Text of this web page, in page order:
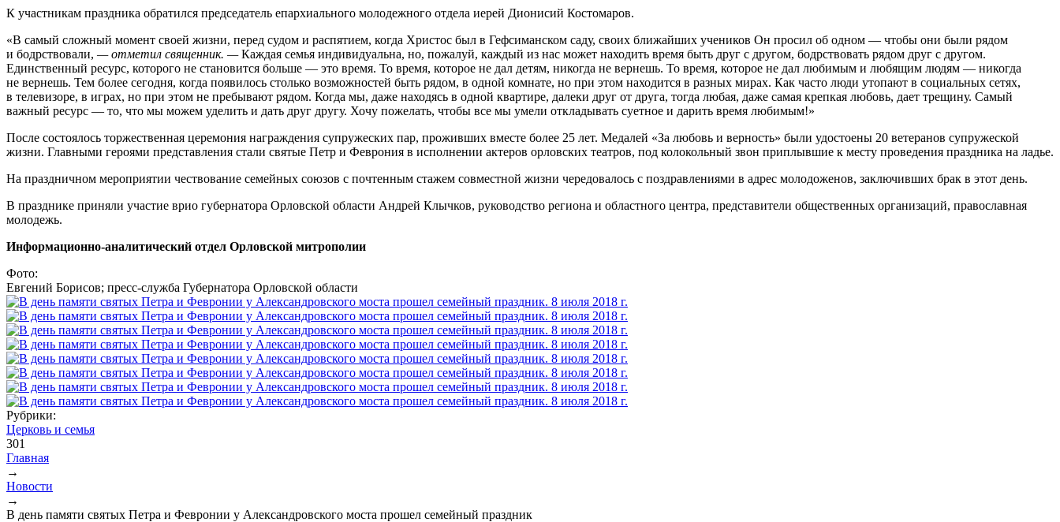
К участникам праздника обратился председатель епархиального молодежного отдела иерей Дионисий Костомаров.
«В самый сложный момент своей жизни, перед судом и распятием, когда Христос был в Гефсиманском саду, своих ближайших учеников Он просил об одном — чтобы они были рядом
и бодрствовали, — отметил священник. —Каждая семья индивидуальна, но, пожалуй, каждый из нас может находить время быть друг с другом, бодрствовать рядом друг с другом.
Единственный ресурс, которого не становится больше — это время. То время, которое не дал детям, никогда не вернешь. То время, которое не дал любимым и любящим людям — никогда
не вернешь. Тем более сегодня, когда появилось столько возможностей быть рядом, в одной комнате, но при этом находится в разных мирах. Как часто люди утопают в социальных сетях,
в телевизоре, в играх, но при этом не пребывают рядом. Когда мы, даже находясь в одной квартире, далеки друг от друга, тогда любая, даже самая крепкая любовь, дает трещину. Самый
важный ресурс — то, что мы можем уделить и дать друг другу. Хочу пожелать, чтобы все мы умели откладывать суетное и дарить время любимым!»
После состоялось торжественная церемония награждения супружеских пар, проживших вместе более 25 лет. Медалей «За любовь и верность» были удостоены 20 ветеранов супружеской
жизни. Главными героями представления стали святые Петр и Феврония в исполнении актеров орловских театров, под колокольный звон приплывшие к месту проведения праздника на ладье.
На праздничном мероприятии чествование семейных союзов с почтенным стажем совместной жизни чередовалось с поздравлениями в адрес молодоженов, заключивших брак в этот день.
В празднике приняли участие врио губернатора Орловской области Андрей Клычков, руководство региона и областного центра, представители общественных организаций, православная
молодежь.
Информационно-аналитический отдел Орловской митрополии
Фото:
Евгений Борисов; пресс-служба Губернатора Орловской области
Рубрики:
Церковь и семья
301
Вы здесь
Главная
→
Новости
→
В день памяти святых Петра и Февронии у Александровского моста прошел семейный праздник